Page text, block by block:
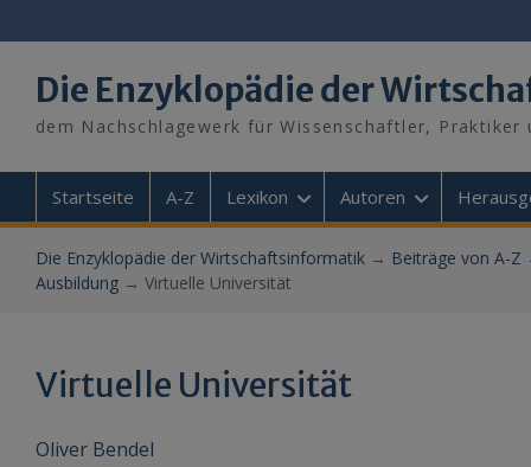
to
Die Enzyklopädie der
dem Nachschlagewerk für Wissenschaftler, Praktiker
Startseite A-Z Lexikon Autoren
Die Enzyklopädie der Wirtschaftsinformatik→ Beiträge von A-Z
Ausbildung→ Virtuelle Universität
Virtuelle Universität
Oliver Bendel